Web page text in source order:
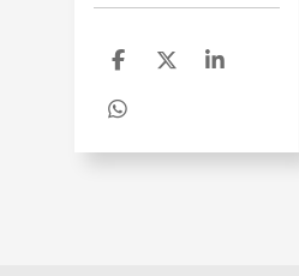
D
l
n
D
S
e
D